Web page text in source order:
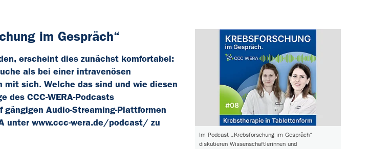
im Gespräch“
erscheint dies zunächst komfortabel:
als bei einer intravenösen
sich. Welche das sind und wie diesen
des CCC-WERA-Podcasts
Audio-Streaming-Plattformen
unter www.ccc-wera.de/podcast/ zu
Im Podcast „Krebsforschung im Gespräch“
diskutieren Wissenschaftlerinnen und